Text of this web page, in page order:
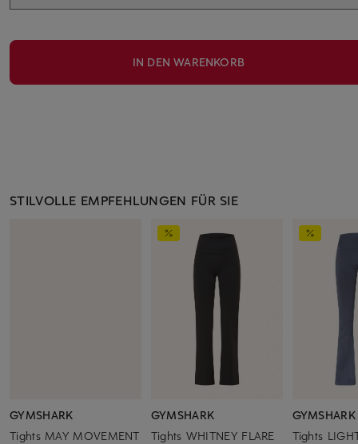
IN DEN WARENKORB
STILVOLLE EMPFEHLUNGEN FÜR SIE
GYMSHARK
Tights MAY MOVEMENT
GYMSHARK
Tights WHITNEY FLARE
GYMSHARK
Tights